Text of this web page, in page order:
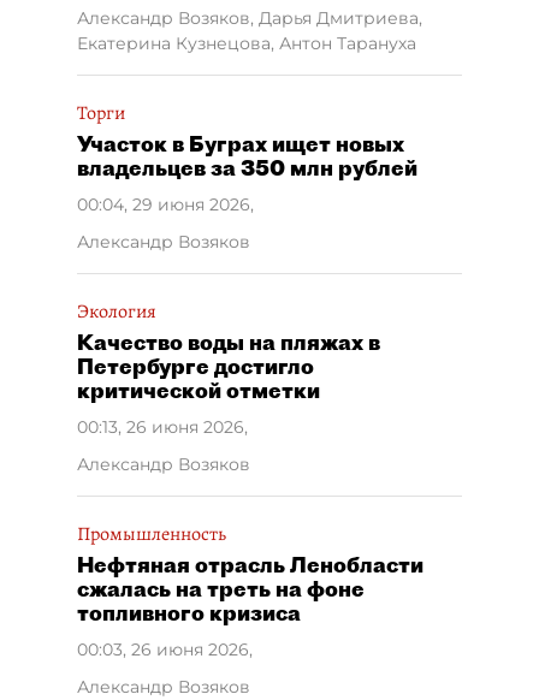
Александр Возяков, Дарья Дмитриева,
Екатерина Кузнецова, Антон Тарануха
Торги
Участок в Буграх ищет новых
владельцев за 350 млн рублей
00:04, 29 июня 2026,
Александр Возяков
Экология
Качество воды на пляжах в
Петербурге достигло
критической отметки
00:13, 26 июня 2026,
Александр Возяков
Промышленность
Нефтяная отрасль Ленобласти
сжалась на треть на фоне
топливного кризиса
00:03, 26 июня 2026,
Александр Возяков